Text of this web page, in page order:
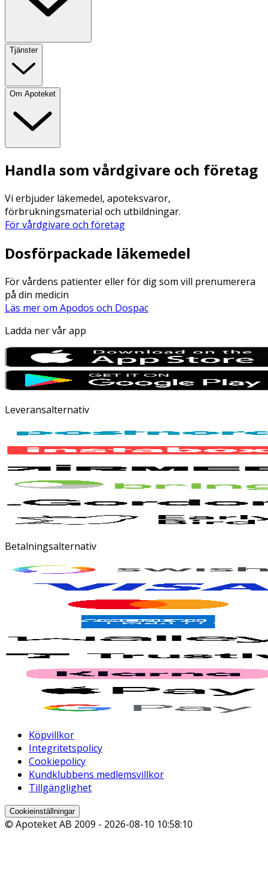
Tjänster
Om Apoteket
Handla som vårdgivare och företag
Vi erbjuder läkemedel, apoteksvaror,
förbrukningsmaterial och utbildningar.
För vårdgivare och företag
Dosförpackade läkemedel
För vårdens patienter eller för dig som vill prenumerera
på din medicin
Läs mer om Apodos och Dospac
Ladda ner vår app
Leveransalternativ
Betalningsalternativ
Köpvillkor
Integritetspolicy
Cookiepolicy
Kundklubbens medlemsvillkor
Tillgänglighet
Cookieinställningar
© Apoteket AB 2009 - 2026-08-10 10:58:10